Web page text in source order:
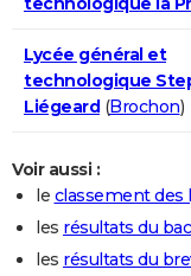
Lycée général et
technologique
Liégeard(Brochon)
Voir aussi :
le classement des
les résultats du
les résultats du